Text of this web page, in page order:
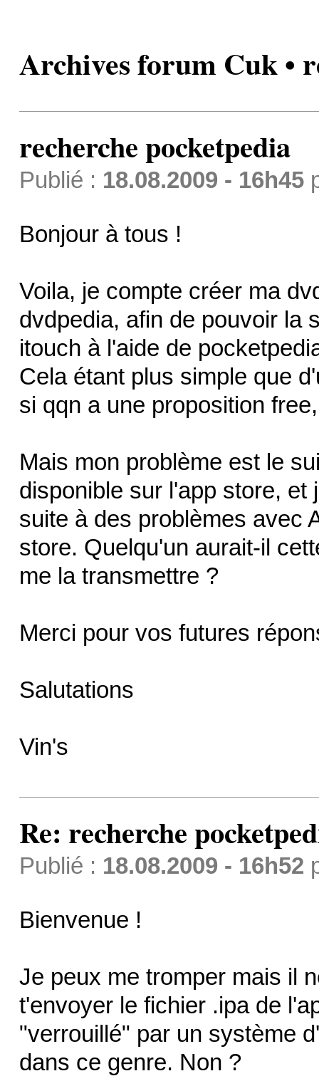
Archives forum Cuk •
recherche pocketpedia
Publié : 18.08.2009 - 16h45
Bonjour à tous !
Voila, je compte créer ma
dvdpedia, afin de pouvoir la
itouch à l'aide de
Cela étant plus simple que
si qqn a une proposition
Mais mon problème est le
disponible sur l'app store, et
suite à des problèmes avec
store. Quelqu'un aurait-il
me la transmettre ?
Merci pour vos futures
Salutations
Vin's
Re: recherche
Publié : 18.08.2009 - 16h52
Bienvenue !
Je peux me tromper mais il
t'envoyer le fichier .ipa de
"verrouillé" par un système
dans ce genre. Non ?